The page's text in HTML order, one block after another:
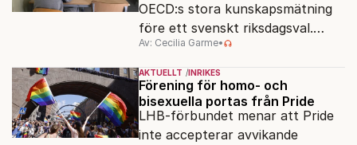
OECD:s stora kunskapsmätning
före ett svenskt riksdagsval.
Resultatet kan ge skolfrågan ny
kraft under valrörelsens sista
dagar.
Av: Cecilia Garme•
AKTUELLT INRIKES
Förening för homo- och
bisexuella portas från Pride
LHB-förbundet menar att Pride
inte accepterar avvikande